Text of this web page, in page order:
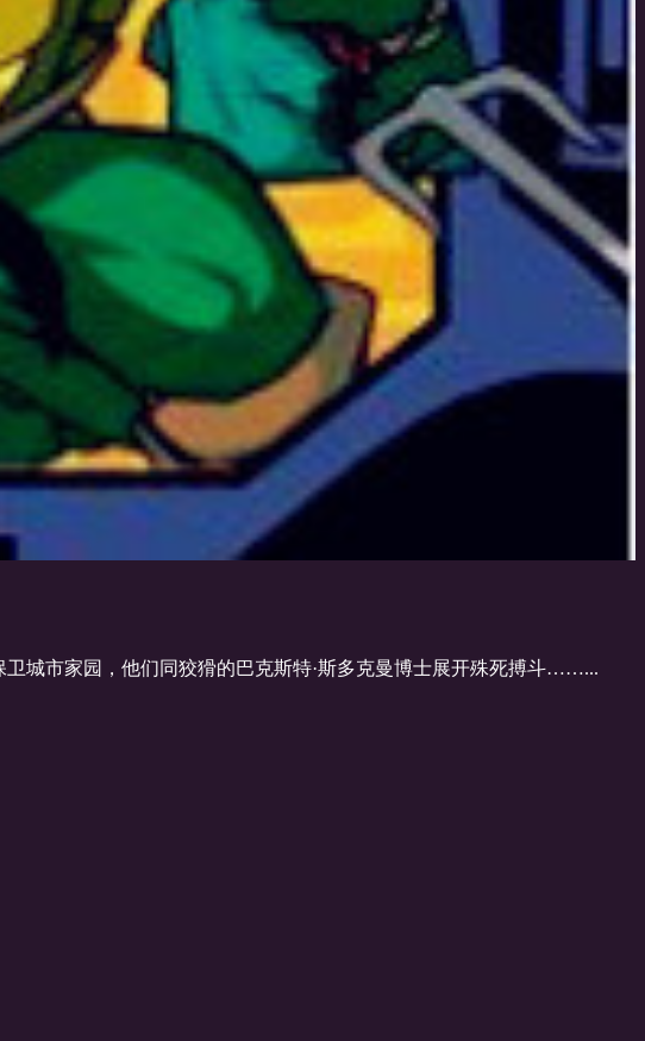
城市家园，他们同狡猾的巴克斯特·斯多克曼博士展开殊死搏斗……...